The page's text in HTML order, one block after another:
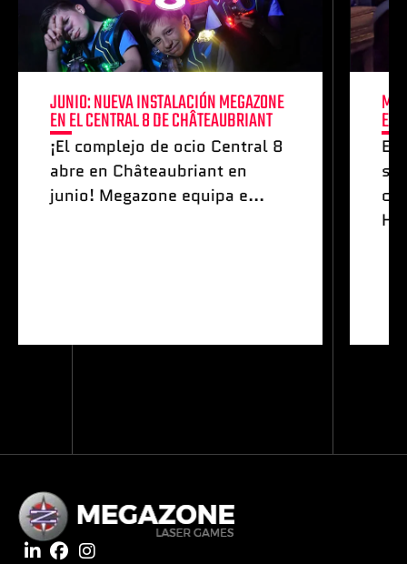
JUNIO: NUEVA INSTALACIÓN MEGAZONE
EN EL CENTRAL 8 DE CHÂTEAUBRIANT
¡El complejo de ocio Central 8
abre en Châteaubriant en
junio! Megazone equipa e...